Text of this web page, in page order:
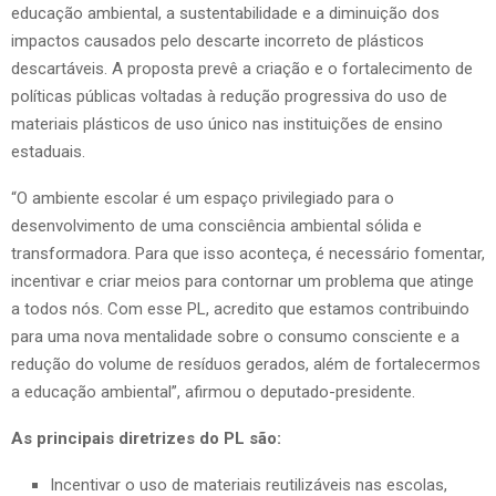
educação ambiental, a sustentabilidade e a diminuição dos
impactos causados pelo descarte incorreto de plásticos
descartáveis. A proposta prevê a criação e o fortalecimento de
políticas públicas voltadas à redução progressiva do uso de
materiais plásticos de uso único nas instituições de ensino
estaduais.
“O ambiente escolar é um espaço privilegiado para o
desenvolvimento de uma consciência ambiental sólida e
transformadora. Para que isso aconteça, é necessário fomentar,
incentivar e criar meios para contornar um problema que atinge
a todos nós. Com esse PL, acredito que estamos contribuindo
para uma nova mentalidade sobre o consumo consciente e a
redução do volume de resíduos gerados, além de fortalecermos
a educação ambiental”, afirmou o deputado-presidente.
As principais diretrizes do PL são:
Incentivar o uso de materiais reutilizáveis nas escolas,